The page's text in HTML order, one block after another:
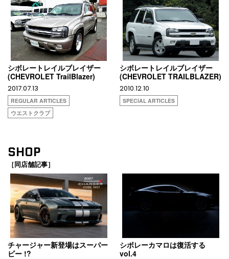
シボレートレイルブレイザー
(CHEVROLET TrailBlazer)
2017.07.13
REGULAR ARTICLES
ウエストクラブ
シボレートレイルブレイザー
(CHEVROLET TRAILBLAZER)
2010.12.10
SPECIAL ARTICLES
SHOP
［同店舗記事］
チャージャー新登場はスーパー
ビー !?
シボレーカマロは復活する
vol.4